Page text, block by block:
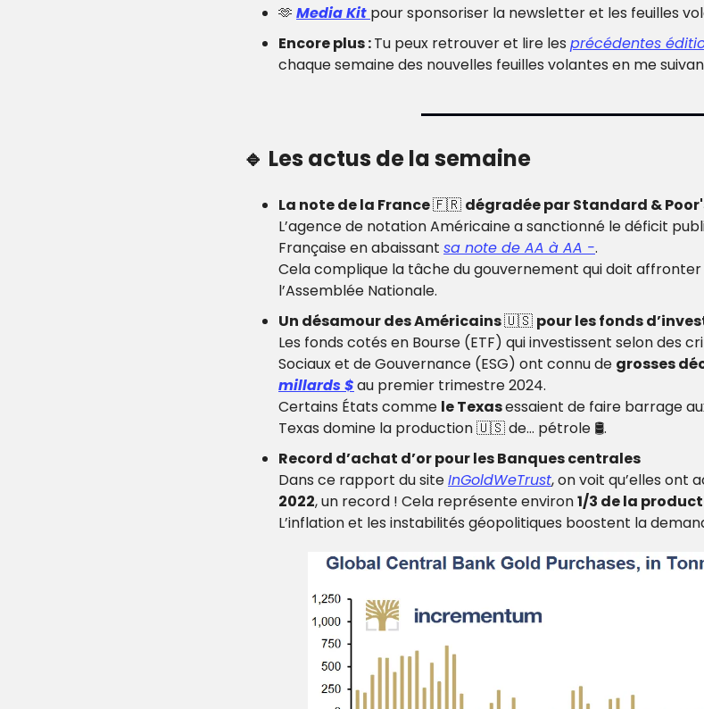
🫶 Media Kit pour sponsoriser la newsletter et les feuilles
Encore plus : Tu peux retrouver et lire les précédentes
chaque semaine des nouvelles feuilles volantes en me
🔹 Les actus de la semaine
La note de la France 🇫🇷 dégradée par Standard &
L’agence de notation Américaine a sanctionné le déficit
Française en abaissant sa note de AA à AA -.
Cela complique la tâche du gouvernement qui doit affronter
l’Assemblée Nationale.
Un désamour des Américains 🇺🇸 pour les fonds
Les fonds cotés en Bourse (ETF) qui investissent selon des
Sociaux et de Gouvernance (ESG) ont connu de grosses
millards $au premier trimestre 2024.
Certains États comme le Texas essaient de faire barrage
Texas domine la production 🇺🇸 de… pétrole 🛢.
Record d’achat d’or pour les Banques centrales
Dans ce rapport du site InGoldWeTrust, on voit qu’elles ont
2022, un record ! Cela représente environ 1/3 de la
L’inflation et les instabilités géopolitiques boostent la